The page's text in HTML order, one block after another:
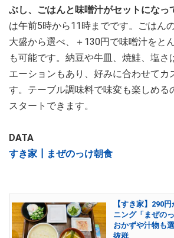
ぶし、ごはんと味噌汁がセットになっ
は午前5時から11時までです。ごはん
大盛から選べ、＋130円で味噌汁をと
も可能です。納豆や牛皿、焼鮭、塩さ
エーションもあり、好みに合わせてカ
す。テーブル調味料で味変も楽しめる
スタートできます。
DATA
すき家┃まぜのっけ朝食
【すき家】290
ニング「まぜの
おかずや汁物も
抜群